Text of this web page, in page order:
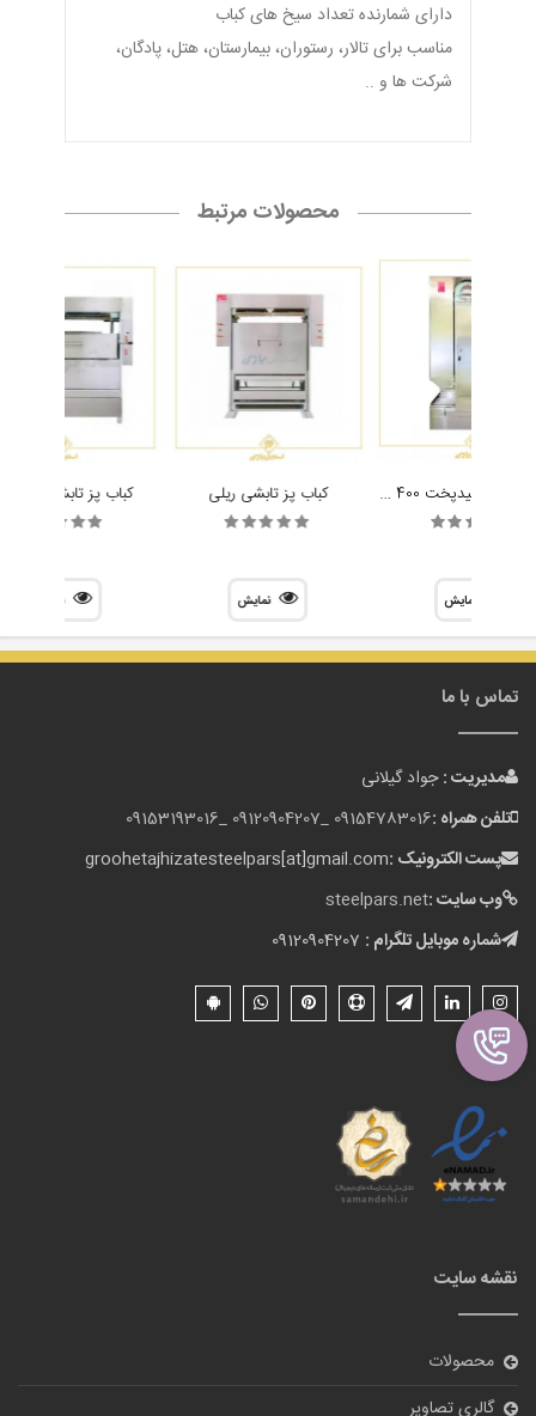
دارای شمارنده تعداد سیخ های کباب
مناسب برای تالار، رستوران، بیمارستان، هتل، پادگان،
شرکت ها و ..
محصولات مرتبط
کباب پز تابشی شیدپخت 400 سیخ مدل یاقوت
نمایش
کباب پز تابشی ریلی
نمایش
کباب پز تابشی
تماس با ما
مدیریت :جواد گیلانی
تلفن همراه :09154783016 _
09120904207 _
09153193016
پست الکترونیک :groohetajhizatesteelpars[at]gmail.com
وب سایت :steelpars.net
شماره موبایل تلگرام :
نقشه سایت
محصولات
گالری تصاویر